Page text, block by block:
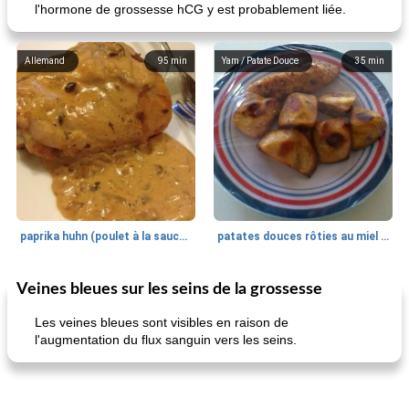
l'hormone de grossesse hCG y est probablement liée.
95 min
Allemand
paprika huhn (poulet à la sauce paprika).
35 min
Yam / Patate Douce
patates douces rôties au miel / kumara
25 min
Petit déjeuner et brunch Viande et volaille
Veines bleues sur les seins de la grossesse
Les veines bleues sont visibles en raison de
l'augmentation du flux sanguin vers les seins.